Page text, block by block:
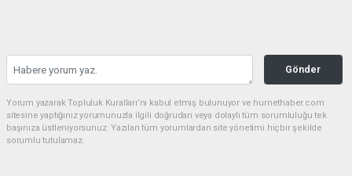
Gönder
Yorum yazarak Topluluk Kuralları’nı kabul etmiş bulunuyor ve hurnethaber.com
sitesine yaptığınız yorumunuzla ilgili doğrudan veya dolaylı tüm sorumluluğu tek
başınıza üstleniyorsunuz. Yazılan tüm yorumlardan site yönetimi hiçbir şekilde
sorumlu tutulamaz.